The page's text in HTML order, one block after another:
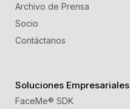
Archivo de Prensa
Socio
Contáctanos
Soluciones Empresariales
FaceMe® SDK